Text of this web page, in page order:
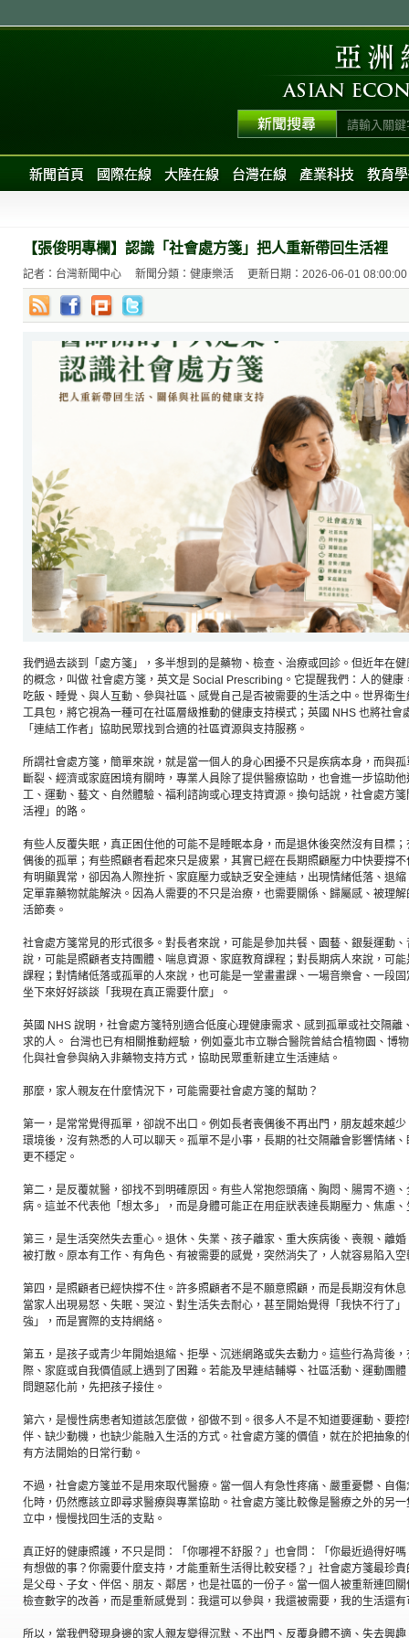
新聞首頁 國際在線 大陸在線 台灣在線 產業科技 教育
【張俊明專欄】認識「社會處方箋」把人重新帶回生活裡
記者：台灣新聞中心 新聞分類：健康樂活 更新日期：2026-06-01 08:00:00
我們過去談到「處方箋」，多半想到的是藥物、檢查、治療或回診。但近年在
的概念，叫做 社會處方箋，英文是 Social Prescribing。它提醒我們：人的健
吃飯、睡覺、與人互動、參與社區、感覺自己是否被需要的生活之中。世界衛
工具包，將它視為一種可在社區層級推動的健康支持模式；英國 NHS 也將社會
「連結工作者」協助民眾找到合適的社區資源與支持服務。
所謂社會處方箋，簡單來說，就是當一個人的身心困擾不只是疾病本身，而與
斷裂、經濟或家庭困境有關時，專業人員除了提供醫療協助，也會進一步協助
工、運動、藝文、自然體驗、福利諮詢或心理支持資源。換句話說，社會處方
活裡」的路。
有些人反覆失眠，真正困住他的可能不是睡眠本身，而是退休後突然沒有目標
偶後的孤單；有些照顧者看起來只是疲累，其實已經在長期照顧壓力中快要撐
有明顯異常，卻因為人際挫折、家庭壓力或缺乏安全連結，出現情緒低落、退
定單靠藥物就能解決。因為人需要的不只是治療，也需要關係、歸屬感、被理
活節奏。
社會處方箋常見的形式很多。對長者來說，可能是參加共餐、園藝、銀髮運動
說，可能是照顧者支持團體、喘息資源、家庭教育課程；對長期病人來說，可
課程；對情緒低落或孤單的人來說，也可能是一堂畫畫課、一場音樂會、一段
坐下來好好談談「我現在真正需要什麼」。
英國 NHS 說明，社會處方箋特別適合低度心理健康需求、感到孤單或社交隔離
求的人。 台灣也已有相關推動經驗，例如臺北市立聯合醫院曾結合植物園、博
化與社會參與納入非藥物支持方式，協助民眾重新建立生活連結。
那麼，家人親友在什麼情況下，可能需要社會處方箋的幫助？
第一，是常常覺得孤單，卻說不出口。例如長者喪偶後不再出門，朋友越來越
環境後，沒有熟悉的人可以聊天。孤單不是小事，長期的社交隔離會影響情緒
更不穩定。
第二，是反覆就醫，卻找不到明確原因。有些人常抱怨頭痛、胸悶、腸胃不適
病。這並不代表他「想太多」，而是身體可能正在用症狀表達長期壓力、焦慮
第三，是生活突然失去重心。退休、失業、孩子離家、重大疾病後、喪親、離
被打散。原本有工作、有角色、有被需要的感覺，突然消失了，人就容易陷入
第四，是照顧者已經快撐不住。許多照顧者不是不願意照顧，而是長期沒有休
當家人出現易怒、失眠、哭泣、對生活失去耐心，甚至開始覺得「我快不行了
強」，而是實際的支持網絡。
第五，是孩子或青少年開始退縮、拒學、沉迷網路或失去動力。這些行為背後
際、家庭或自我價值感上遇到了困難。若能及早連結輔導、社區活動、運動團
問題惡化前，先把孩子接住。
第六，是慢性病患者知道該怎麼做，卻做不到。很多人不是不知道要運動、要
伴、缺少動機，也缺少能融入生活的方式。社會處方箋的價值，就在於把抽象
有方法開始的日常行動。
不過，社會處方箋並不是用來取代醫療。當一個人有急性疼痛、嚴重憂鬱、自
化時，仍然應該立即尋求醫療與專業協助。社會處方箋比較像是醫療之外的另
立中，慢慢找回生活的支點。
真正好的健康照護，不只是問：「你哪裡不舒服？」也會問：「你最近過得好
有想做的事？你需要什麼支持，才能重新生活得比較安穩？」社會處方箋最珍
是父母、子女、伴侶、朋友、鄰居，也是社區的一份子。當一個人被重新連回
檢查數字的改善，而是重新感覺到：我還可以參與，我還被需要，我的生活還
所以，當我們發現身邊的家人親友變得沉默、不出門、反覆身體不適、失去興